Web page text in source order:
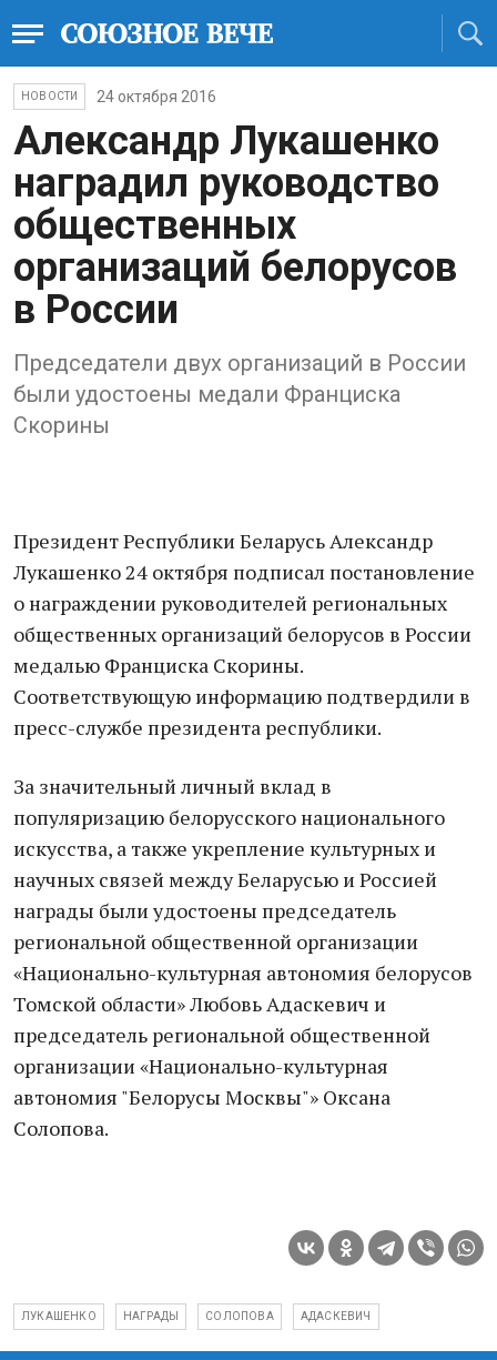
НОВОСТИ 24 октября 2016
Александр Лукашенко
наградил руководство
общественных
организаций белорусов
в России
Председатели двух организаций в России
были удостоены медали Франциска
Скорины
Президент Республики Беларусь Александр
Лукашенко 24 октября подписал постановление
о награждении руководителей региональных
общественных организаций белорусов в России
медалью Франциска Скорины.
Соответствующую информацию подтвердили в
пресс-службе президента республики.
За значительный личный вклад в
популяризацию белорусского национального
искусства, а также укрепление культурных и
научных связей между Беларусью и Россией
награды были удостоены председатель
региональной общественной организации
«Национально-культурная автономия белорусов
Томской области» Любовь Адаскевич и
председатель региональной общественной
организации «Национально-культурная
автономия "Белорусы Москвы"» Оксана
Солопова.
ЛУКАШЕНКО НАГРАДЫ СОЛОПОВА АДАСКЕВИЧ